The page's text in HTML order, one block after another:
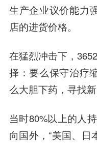
生产企业议价能力
店的进货价格。
在猛烈冲击下，
择：要么保守治疗
么大胆下药，寻找新
当时80%以上的人
向国外，“美国、